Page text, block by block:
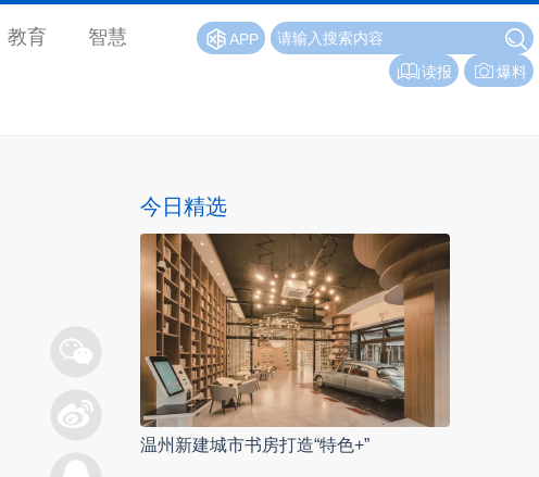
教育 智慧
APP
爆料
读报
今日精选
温州新建城市书房打造“特色+”